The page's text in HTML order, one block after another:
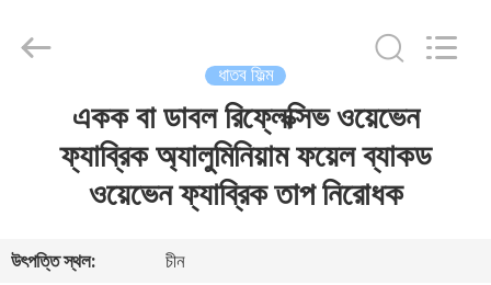
ভিডিও
Exporting
ধাতব ফিল্ম
একক বা ডাবল রিফ্লেক্সিভ ওয়েভেন
ফ্যাব্রিক অ্যালুমিনিয়াম ফয়েল ব্যাকড
ওয়েভেন ফ্যাব্রিক তাপ নিরোধক
উৎপত্তি স্থল:
চীন